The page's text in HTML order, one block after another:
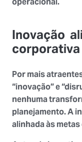
Inovação
corporativa
Por mais
“inovação” e
nenhuma
planejamento. A
alinhada às